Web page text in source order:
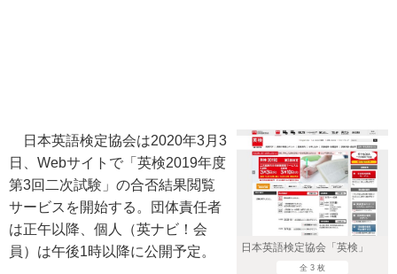
日本英語検定協会「英検」
全 3 枚
日本英語検定協会は2020年3月3
日、Webサイトで「英検2019年度
第3回二次試験」の合否結果閲覧
サービスを開始する。団体責任者
は正午以降、個人（英ナビ！会
員）は午後1時以降に公開予定。